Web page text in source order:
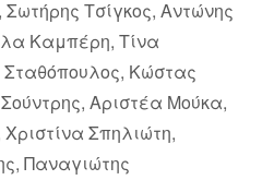
Τσίγκος, Αντώνης
Καμπέρη, Τίνα
Κώστας
Αριστέα Μούκα,
Σπηλιώτη,
Παναγιώτης